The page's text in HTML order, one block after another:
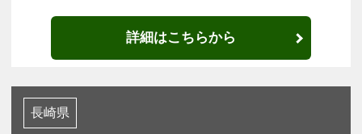
詳細はこちらから
長崎県